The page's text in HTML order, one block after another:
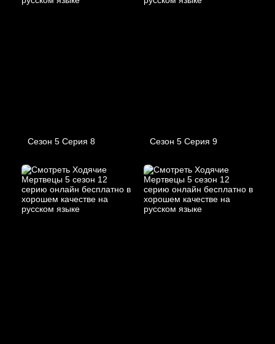
Сезон 5 Серия 8 Сезон 5 Серия 9